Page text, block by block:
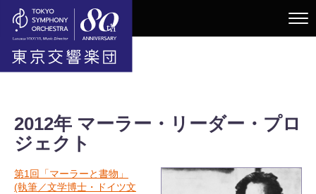
2012年 マーラー・リーダー・プロ
ジェクト
第1回「マーラーと書物」
(執筆／文学博士・ドイツ文